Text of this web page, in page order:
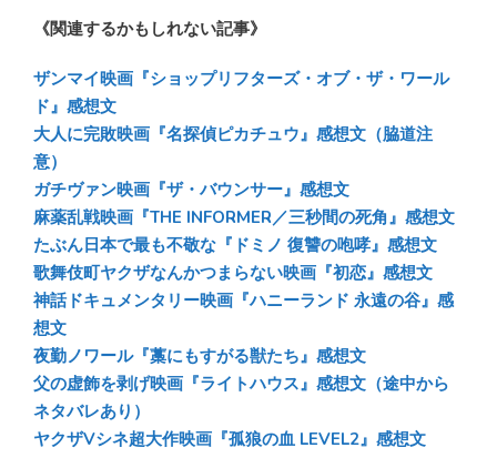
e
sk
y
e
b
o
ok
e e
n
a
《関連するかもしれない記事》
ザンマイ映画『ショップリフターズ・オブ・ザ・ワール
ド』感想文
大人に完敗映画『名探偵ピカチュウ』感想文（脇道注
意）
ガチヴァン映画『ザ・バウンサー』感想文
麻薬乱戦映画『THE INFORMER／三秒間の死角』感想文
たぶん日本で最も不敬な『ドミノ 復讐の咆哮』感想文
歌舞伎町ヤクザなんかつまらない映画『初恋』感想文
神話ドキュメンタリー映画『ハニーランド 永遠の谷』感
想文
夜勤ノワール『藁にもすがる獣たち』感想文
父の虚飾を剥げ映画『ライトハウス』感想文（途中から
ネタバレあり）
ヤクザVシネ超大作映画『孤狼の血 LEVEL2』感想文